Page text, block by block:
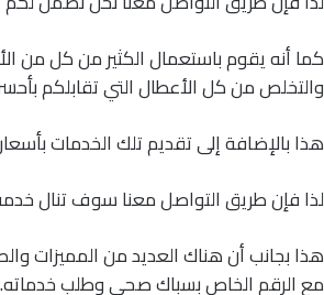
كما أنه يقوم باستعمال الكثير من كل من
والتخلص من كل الأعطال التي تقابلكم
هذا بالإضافة إلى تقديم تلك الخدمات
لذا فإن طريق التواصل معنا سوف تنال
هذا بجانب أن هناك العديد من المميزات
مع الرقم الخاص بسباك صحي وطلب خدماته.